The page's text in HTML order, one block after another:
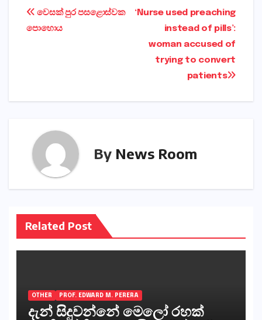
Post
‘Nurse used preaching
instead of pills’:
woman accused of
trying to convert
patients
වෙසක් පුර පසළොස්වක
පොහොය
By News Room
Related Post
OTHER PROF. EDWARD M. PERERA
දැන් සිදුවන්නේ මෙලෝ රහක්